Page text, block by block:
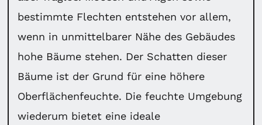
bestimmte Flechten entstehen vor allem,
wenn in unmittelbarer Nähe des Gebäudes
hohe Bäume stehen. Der Schatten dieser
Bäume ist der Grund für eine höhere
Oberflächenfeuchte. Die feuchte Umgebung
wiederum bietet eine ideale